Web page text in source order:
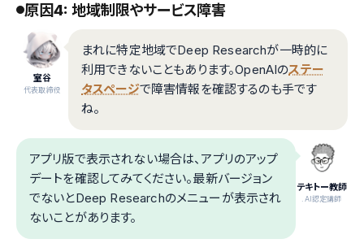
原因4: 地域制限やサービス障害
室谷
代表取締役
まれに特定地域でDeep Researchが一時的に
利用できないこともあります。OpenAIのステー
タスページで障害情報を確認するのも手です
ね。
テキトー教師
.AI認定講師
アプリ版で表示されない場合は、アプリのアップ
デートを確認してみてください。最新バージョン
でないとDeep Researchのメニューが表示され
ないことがあります。